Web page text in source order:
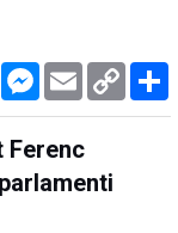
FacebookMessenger
Email Copy
Link
Ferenc